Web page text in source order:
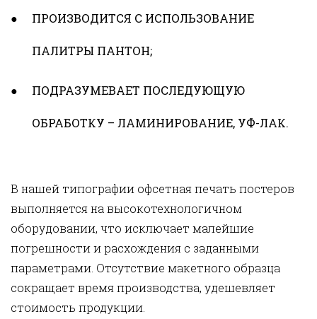
ПРОИЗВОДИТСЯ С ИСПОЛЬЗОВАНИЕ
ПАЛИТРЫ ПАНТОН;
ПОДРАЗУМЕВАЕТ ПОСЛЕДУЮЩУЮ
ОБРАБОТКУ – ЛАМИНИРОВАНИЕ, УФ-ЛАК.
В нашей типографии офсетная печать постеров
выполняется на высокотехнологичном
оборудовании, что исключает малейшие
погрешности и расхождения с заданными
параметрами. Отсутствие макетного образца
сокращает время производства, удешевляет
стоимость продукции.